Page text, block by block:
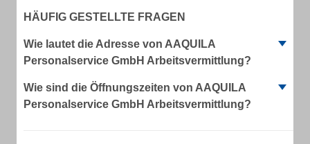
HÄUFIG GESTELLTE FRAGEN
Wie lautet die Adresse von AAQUILA
Personalservice GmbH Arbeitsvermittlung?
Wie sind die Öffnungszeiten von AAQUILA
Personalservice GmbH Arbeitsvermittlung?